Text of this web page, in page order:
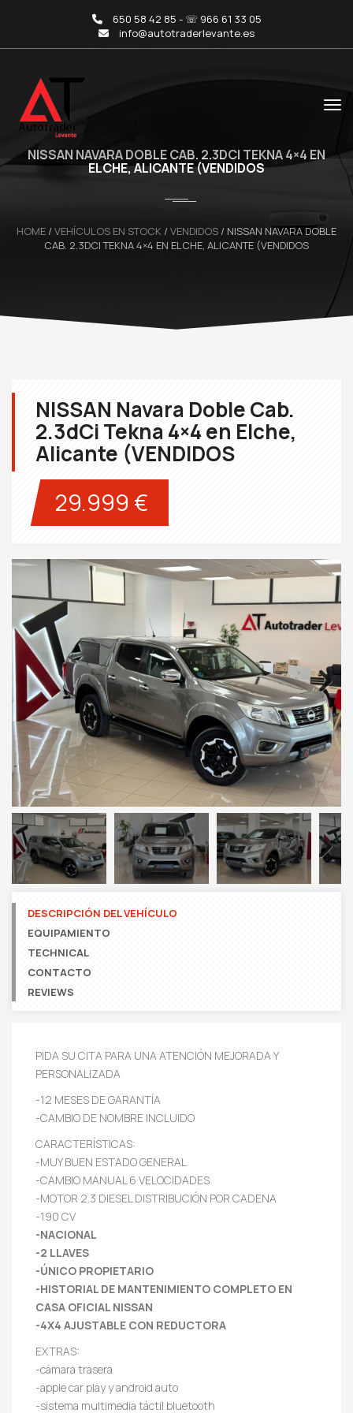
650 58 42 85 - ☏ 966 61 33 05
info@autotraderlevante.es
NISSAN NAVARA DOBLE CAB. 2.3DCI TEKNA 4×4 EN
ELCHE, ALICANTE (VENDIDOS
HOME / VEHÍCULOS EN STOCK / VENDIDOS / NISSAN NAVARA DOBLE
CAB. 2.3DCI TEKNA 4×4 EN ELCHE, ALICANTE (VENDIDOS
NISSAN Navara Doble Cab.
2.3dCi Tekna 4×4 en Elche,
Alicante (VENDIDOS
29.999 €
Next
Next
DESCRIPCIÓN DEL VEHÍCULO
EQUIPAMIENTO
TECHNICAL
CONTACTO
REVIEWS
PIDA SU CITA PARA UNA ATENCIÓN MEJORADA Y
PERSONALIZADA
-12 MESES DE GARANTÍA
-CAMBIO DE NOMBRE INCLUIDO
CARACTERÍSTICAS:
-MUY BUEN ESTADO GENERAL
-CAMBIO MANUAL 6 VELOCIDADES
-MOTOR 2.3 DIESEL DISTRIBUCIÓN POR CADENA
-190 CV
-NACIONAL
-2 LLAVES
-ÚNICO PROPIETARIO
-HISTORIAL DE MANTENIMIENTO COMPLETO EN
CASA OFICIAL NISSAN
-4X4 AJUSTABLE CON REDUCTORA
EXTRAS:
-cámara trasera
-apple car play y android auto
-sistema multimedia táctil bluetooth